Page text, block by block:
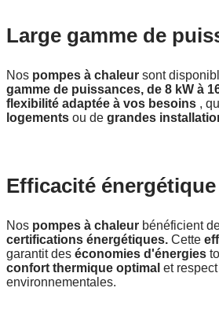
Large gamme de
Nos pompes à chaleur sont
gamme de puissances, de 8 kW à
flexibilité adaptée à vos besoins ,
logements ou de grandes
Efficacité énergétique
Nos pompes à chaleur bénéficient
certifications énergétiques. Cette
garantit des économies d'énergies
confort thermique optimal et
environnementales.